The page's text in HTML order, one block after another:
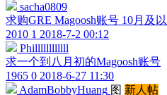
sacha0809
求购GRE Magoosh账号 10月及
2010 1 2018-7-2 00:12
Phillllllllllll
求一个到八月初的Magoosh账号
1965 0 2018-6-27 11:30
AdamBobbyHuang 图 新人帖